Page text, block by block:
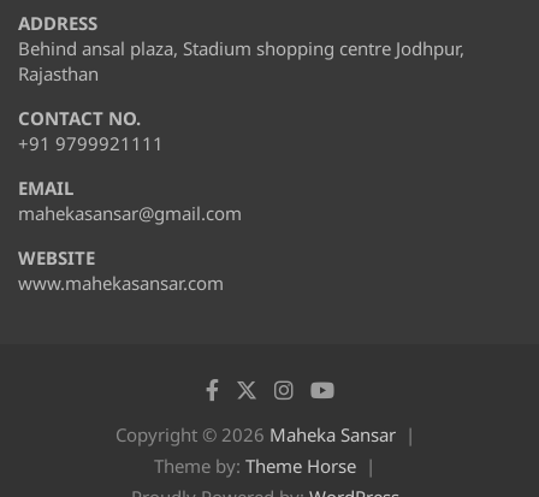
ADDRESS
Behind ansal plaza, Stadium shopping centre Jodhpur,
Rajasthan
CONTACT NO.
+91 9799921111
EMAIL
mahekasansar@gmail.com
WEBSITE
www.mahekasansar.com
Copyright © 2026 Maheka Sansar
Theme by: Theme Horse